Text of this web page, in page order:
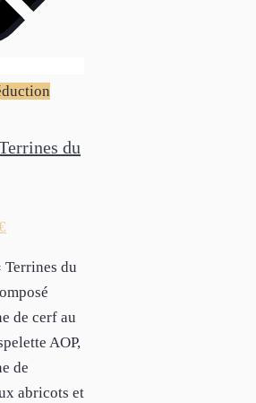
du
du
de cerf au
AOP,
de
abricots et